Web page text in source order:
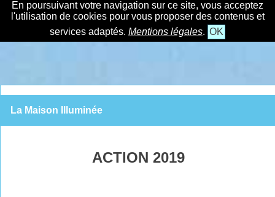
En poursuivant votre navigation sur ce site, vous acceptez
l'utilisation de cookies pour vous proposer des contenus et
services adaptés. Mentions légales. OK
La Maison Illuminée
ACTION 2019